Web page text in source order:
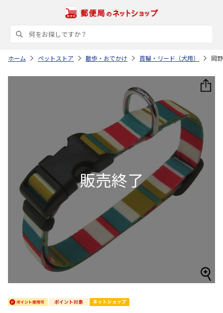
ホーム ペットストア 散歩・おでかけ 首輪・リード（犬用） 岡